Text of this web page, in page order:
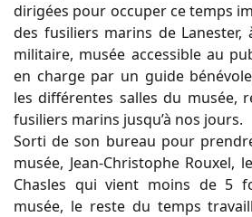
dirigées pour occuper ce temps
des fusiliers marins de Lanester,
militaire, musée accessible au
en charge par un guide
les différentes salles du musée,
fusiliers marins jusqu’à nos jours.
Sorti de son bureau pour
musée, Jean-Christophe Rouxel,
Chasles qui vient moins de 5
musée, le reste du temps